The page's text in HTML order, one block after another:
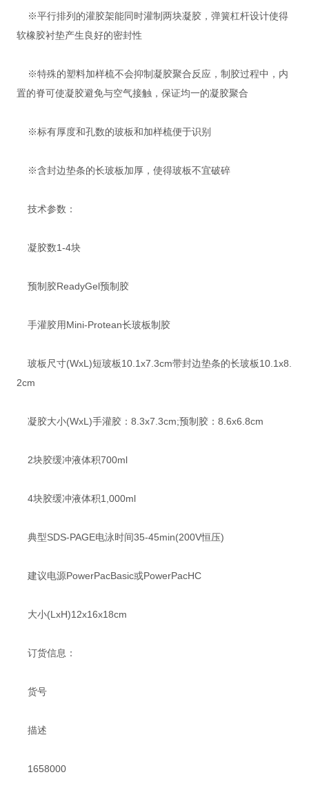
※平行排列的灌胶架能同时灌制两块凝胶，弹簧杠杆设计使得
软橡胶衬垫产生良好的密封性
※特殊的塑料加样梳不会抑制凝胶聚合反应，制胶过程中，内
置的脊可使凝胶避免与空气接触，保证均一的凝胶聚合
※标有厚度和孔数的玻板和加样梳便于识别
※含封边垫条的长玻板加厚，使得玻板不宜破碎
技术参数：
凝胶数1-4块
预制胶ReadyGel预制胶
手灌胶用Mini-Protean长玻板制胶
玻板尺寸(WxL)短玻板10.1x7.3cm带封边垫条的长玻板10.1x8.
2cm
凝胶大小(WxL)手灌胶：8.3x7.3cm;预制胶：8.6x6.8cm
2块胶缓冲液体积700ml
4块胶缓冲液体积1,000ml
典型SDS-PAGE电泳时间35-45min(200V恒压)
建议电源PowerPacBasic或PowerPacHC
大小(LxH)12x16x18cm
订货信息：
货号
描述
1658000